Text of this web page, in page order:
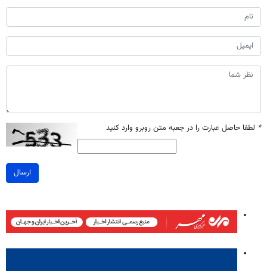
* لطفا حاصل عبارت را در جعبه متن روبرو وارد کنید
ارسال